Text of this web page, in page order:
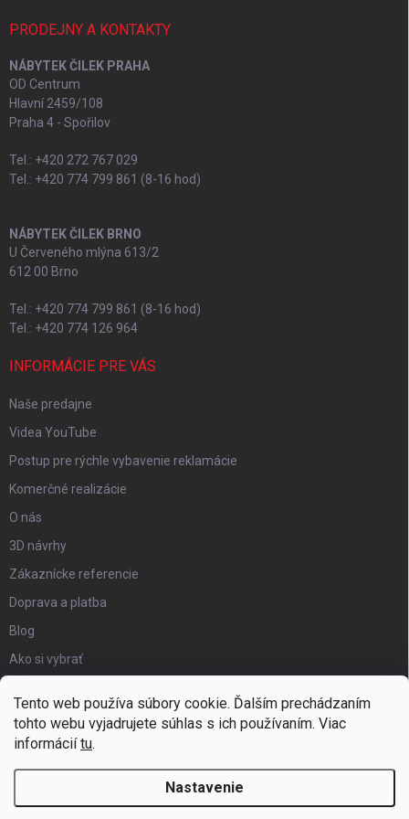
Tento web používa súbory cookie. Ďalším prechádzaním
tohto webu vyjadrujete súhlas s ich používaním. Viac
informáciítu.
Nastavenie
PRODEJNY A KONTAKTY
NÁBYTEK ČILEK PRAHA
OD Centrum
Hlavní 2459/108
Praha 4 - Spořilov
Tel.: +420 272 767 029
Tel.: +420 774 799 861 (8-16 hod)
NÁBYTEK ČILEK BRNO
U Červeného mlýna 613/2
612 00 Brno
Tel.: +420 774 799 861 (8-16 hod)
Tel.: +420 774 126 964
INFORMÁCIE PRE VÁS
Naše predajne
Videa YouTube
Postup pre rýchle vybavenie reklamácie
Komerčné realizácie
O nás
3D návrhy
Zákaznícke referencie
Doprava a platba
Blog
Ako si vybrať
Certifikát kvality
Moja objednávka